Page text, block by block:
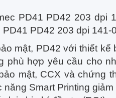
PD41 PD42 203 dpi
PD42 203 dpi 141-
mật, PD42 với thiết
phù hợp yêu cầu cho
mật, CCX và chứng
Smart Printing